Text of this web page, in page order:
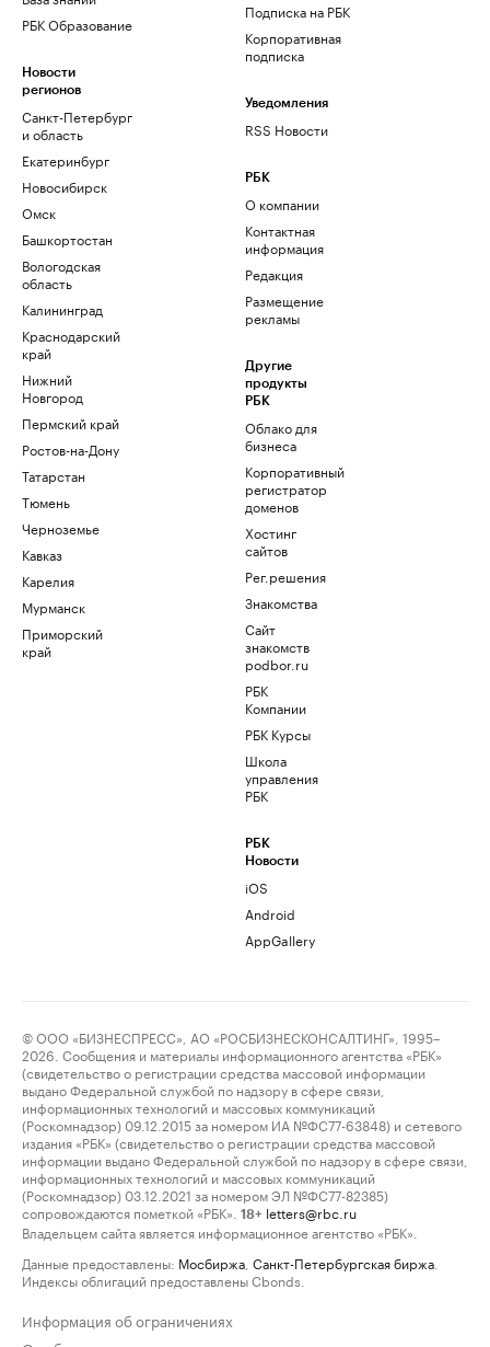
РБК Образование
Новости
регионов
Санкт-Петербург
и область
Екатеринбург
Новосибирск
Омск
Башкортостан
Вологодская
область
Калининград
Краснодарский
край
Нижний
Новгород
Пермский край
Ростов-на-Дону
Татарстан
Тюмень
Черноземье
Кавказ
Карелия
Мурманск
Приморский
край
Подписка на РБК
Корпоративная
подписка
Уведомления
RSS Новости
РБК
О компании
Контактная
информация
Редакция
Размещение
рекламы
Другие
продукты
РБК
Облако для
бизнеса
Корпоративный
регистратор
доменов
Хостинг
сайтов
Рег.решения
Знакомства
Сайт
знакомств
podbor.ru
РБК
Компании
РБК Курсы
Школа
управления
РБК
РБК
Новости
iOS
Android
AppGallery
© ООО «БИЗНЕСПРЕСС», АО «РОСБИЗНЕСКОНСАЛТИНГ», 1995–
2026. Сообщения и материалы информационного агентства «РБК»
(свидетельство о регистрации средства массовой информации
выдано Федеральной службой по надзору в сфере связи,
информационных технологий и массовых коммуникаций
(Роскомнадзор) 09.12.2015 за номером ИА №ФС77-63848) и сетевого
издания «РБК» (свидетельство о регистрации средства массовой
информации выдано Федеральной службой по надзору в сфере связи,
информационных технологий и массовых коммуникаций
(Роскомнадзор) 03.12.2021 за номером ЭЛ №ФС77-82385)
сопровождаются пометкой «РБК».
18+ letters@rbc.ru
Владельцем сайта является информационное агентство «РБК».
Данные предоставлены: Мосбиржа Санкт-Петербургская биржа
Индексы облигаций предоставлены Cbonds.
Информация об ограничениях